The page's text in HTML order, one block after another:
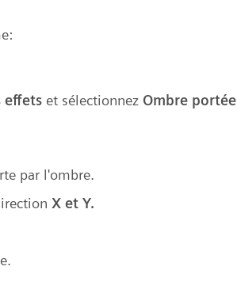
effets et sélectionnez Ombre portée
par l'ombre.
X et Y.